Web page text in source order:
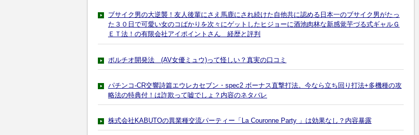
ブサイク男の大逆襲！友人後輩にさえ馬鹿にされ続けた自他共に認める日本一のブサイク男がたっ
た３０日で可愛い女のコばかりを次々にゲットしたヒジョーに酒池肉林な新感覚芋づる式ギャルＧ
ＥＴ法！の有限会社アイポイントさん 経歴と評判
ポルチオ開発法 (AV女優ミュウ)って怪しい？真実の口コミ
パチンコ-CR交響詩篇エウレカセブン・spec2 ボーナス直撃打法。今なら立ち回り打法+多機種の攻
略法の特典付！は詐欺って嘘でしょ？内容のネタバレ
株式会社KABUTOの異業種交流パーティー「La Couronne Party 」は効果なし？内容暴露